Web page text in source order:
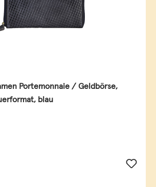
Portemonnaie / Geldbörse,
blau